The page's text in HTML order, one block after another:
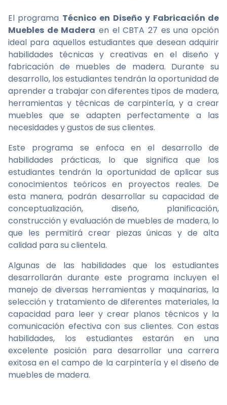
El programa Técnico en Diseño y Fabricación de
Muebles de Madera en el CBTA 27 es una opción
ideal para aquellos estudiantes que desean adquirir
habilidades técnicas y creativas en el diseño y
fabricación de muebles de madera. Durante su
desarrollo, los estudiantes tendrán la oportunidad de
aprender a trabajar con diferentes tipos de madera,
herramientas y técnicas de carpintería, y a crear
muebles que se adapten perfectamente a las
necesidades y gustos de sus clientes.
Este programa se enfoca en el desarrollo de
habilidades prácticas, lo que significa que los
estudiantes tendrán la oportunidad de aplicar sus
conocimientos teóricos en proyectos reales. De
esta manera, podrán desarrollar su capacidad de
conceptualización, diseño, planificación,
construcción y evaluación de muebles de madera, lo
que les permitirá crear piezas únicas y de alta
calidad para su clientela.
Algunas de las habilidades que los estudiantes
desarrollarán durante este programa incluyen el
manejo de diversas herramientas y maquinarias, la
selección y tratamiento de diferentes materiales, la
capacidad para leer y crear planos técnicos y la
comunicación efectiva con sus clientes. Con estas
habilidades, los estudiantes estarán en una
excelente posición para desarrollar una carrera
exitosa en el campo de la carpintería y el diseño de
muebles de madera.